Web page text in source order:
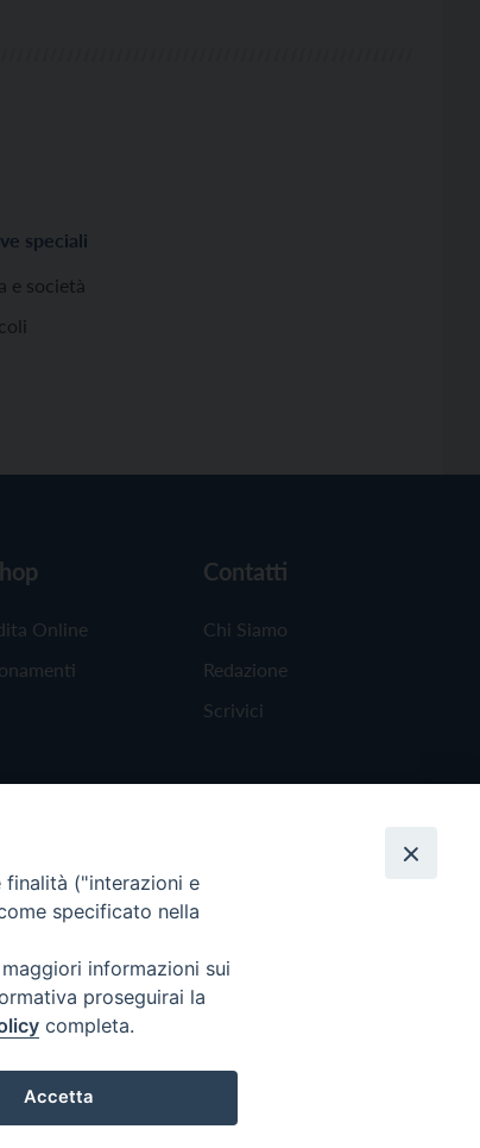
speciali
e società
Online
Contatti
Chi Siamo
Redazione
Scrivici
("interazioni e
specificato nella
informazioni sui
proseguirai la
completa.
Accetta